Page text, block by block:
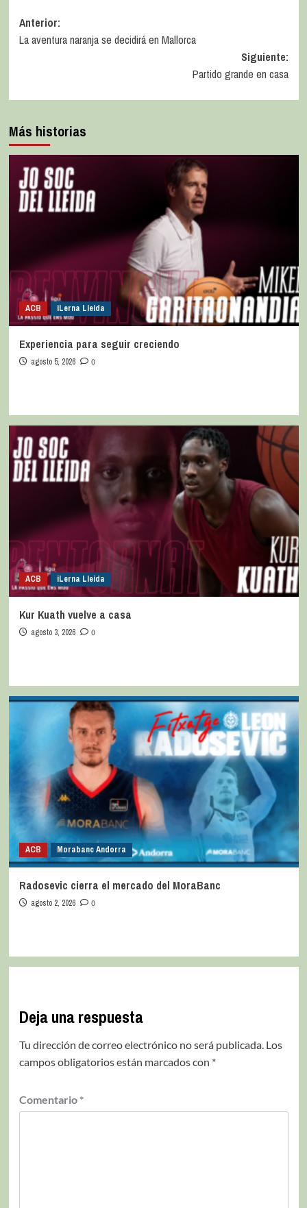
Anterior:
La aventura naranja se decidirá en Mallorca
Siguiente:
Partido grande en casa
Más historias
ACB iLerna Lleida
Experiencia para seguir creciendo
agosto 5, 2026 0
ACB iLerna Lleida
Kur Kuath vuelve a casa
agosto 3, 2026 0
ACB Morabanc Andorra
Radosevic cierra el mercado del MoraBanc
agosto 2, 2026 0
Deja una respuesta
Tu dirección de correo electrónico no será publicada. Los
campos obligatorios están marcados con *
Comentario *